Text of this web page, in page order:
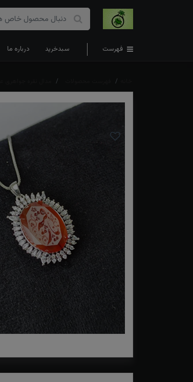
فهرست سبدخرید درباره ما
مدال نقره جواهری